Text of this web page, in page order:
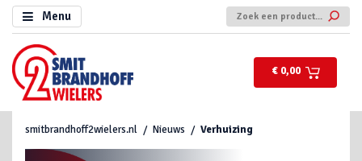
Menu
€ 0,00
smitbrandhoff2wielers.nl Nieuws Verhuizing